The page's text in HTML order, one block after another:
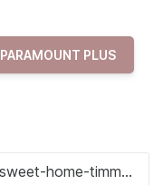
PARAMOUNT PLUS